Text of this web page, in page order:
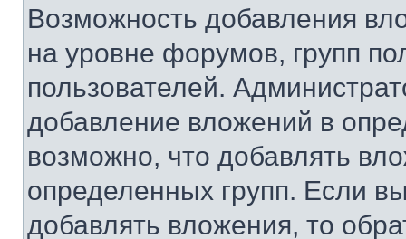
Возможность добавления
на уровне форумов, групп
пользователей.
добавление вложений в
возможно, что добавлять
определенных групп. Если
добавлять вложения, то